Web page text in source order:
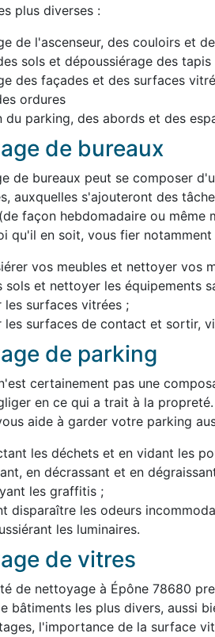
plus diverses :
de l'ascenseur, des couloirs et
sols et dépoussiérage des
des façades et des surfaces
ordures
du parking, des abords et des
de bureaux
de bureaux peut se composer
auxquelles s'ajouteront des
façon hebdomadaire ou même
qu'il en soit, vous fier
vos meubles et nettoyer vos
sols et nettoyer les équipements
les surfaces vitrées ;
les surfaces de contact et sortir,
de parking
certainement pas une
en ce qui a trait à la
aide à garder votre parking
les déchets et en vidant les
en décrassant et en
les graffitis ;
disparaître les odeurs
les luminaires.
de vitres
de nettoyage à Épône 78680
bâtiments les plus divers, aussi
l'importance de la surface